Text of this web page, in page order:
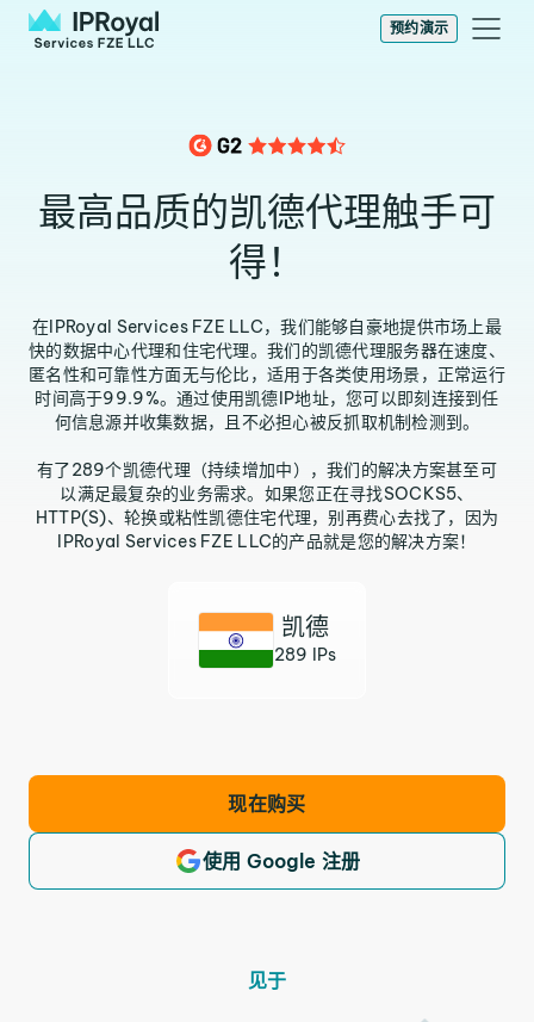
预约演示
最高品质的凯德代理触手可
得！
在IPRoyal Services FZE LLC，我们能够自豪地提供市场上最
快的数据中心代理和住宅代理。我们的凯德代理服务器在速度、
匿名性和可靠性方面无与伦比，适用于各类使用场景，正常运行
时间高于99.9%。通过使用凯德IP地址，您可以即刻连接到任
何信息源并收集数据，且不必担心被反抓取机制检测到。
有了289个凯德代理（持续增加中），我们的解决方案甚至可
以满足最复杂的业务需求。如果您正在寻找SOCKS5、
HTTP(S)、轮换或粘性凯德住宅代理，别再费心去找了，因为
IPRoyal Services FZE LLC的产品就是您的解决方案！
凯德
289 IPs
现在购买
使用 Google 注册
见于